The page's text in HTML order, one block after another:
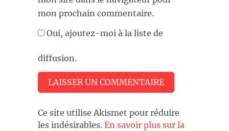
mon prochain commentaire.
Oui, ajoutez-moi à la liste de
diffusion.
Ce site utilise Akismet pour réduire
les indésirables. En savoir plus sur la